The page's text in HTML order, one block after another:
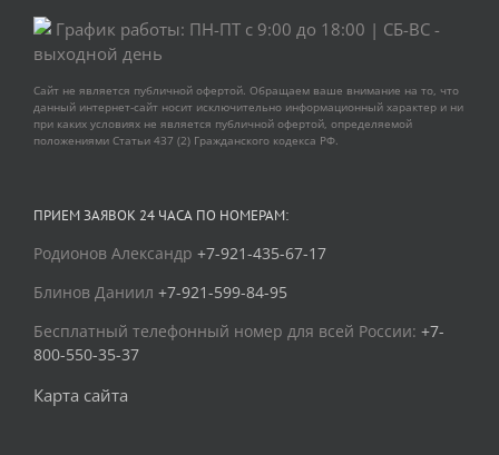
График работы: ПН-ПТ с 9:00 до 18:00 | СБ-ВС -
выходной день
Сайт не является публичной офертой. Обращаем ваше внимание на то, что
данный интернет-сайт носит исключительно информационный характер и ни
при каких условиях не является публичной офертой, определяемой
положениями Статьи 437 (2) Гражданского кодекса РФ.
ПРИЕМ ЗАЯВОК 24 ЧАСА ПО НОМЕРАМ:
Родионов Александр +7-921-435-67-17
Блинов Даниил +7-921-599-84-95
Бесплатный телефонный номер для всей России: +7-
800-550-35-37
Карта сайта